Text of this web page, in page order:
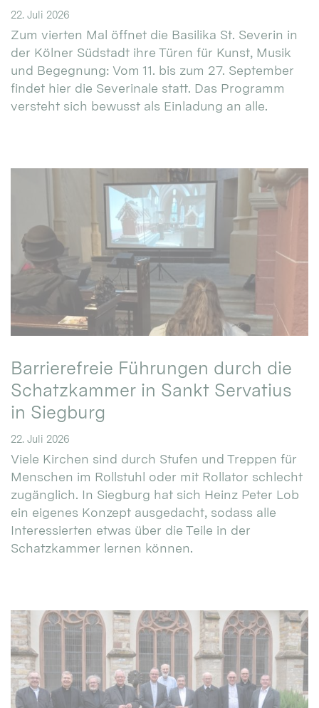
22. Juli 2026
Zum vierten Mal öffnet die Basilika St. Severin in
der Kölner Südstadt ihre Türen für Kunst, Musik
und Begegnung: Vom 11. bis zum 27. September
findet hier die Severinale statt. Das Programm
versteht sich bewusst als Einladung an alle.
Barrierefreie Führungen durch die
Schatzkammer in Sankt Servatius
in Siegburg
22. Juli 2026
Viele Kirchen sind durch Stufen und Treppen für
Menschen im Rollstuhl oder mit Rollator schlecht
zugänglich. In Siegburg hat sich Heinz Peter Lob
ein eigenes Konzept ausgedacht, sodass alle
Interessierten etwas über die Teile in der
Schatzkammer lernen können.